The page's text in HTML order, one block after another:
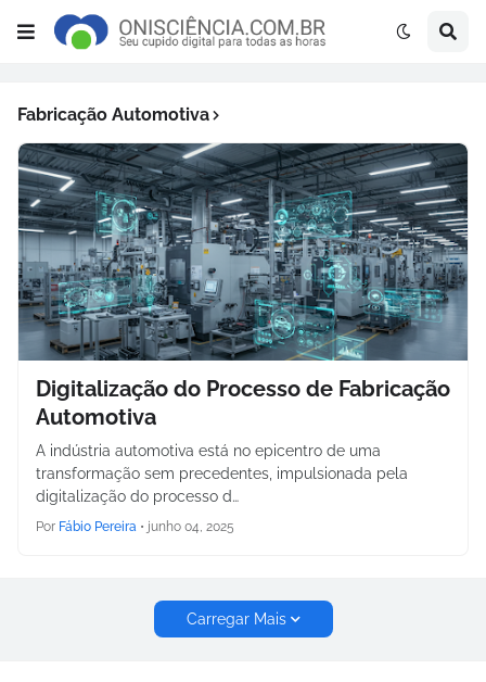
Fabricação Automotiva
Digitalização do Processo de Fabricação
Automotiva
A indústria automotiva está no epicentro de uma
transformação sem precedentes, impulsionada pela
digitalização do processo d…
Por Fábio Pereira • junho 04, 2025
Carregar Mais